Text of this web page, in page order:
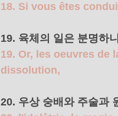
18. Si vous êtes
19. 육체의 일은 분명하
19. Or, les oeuvres
dissolution,
20. 우상 숭배와 주술과